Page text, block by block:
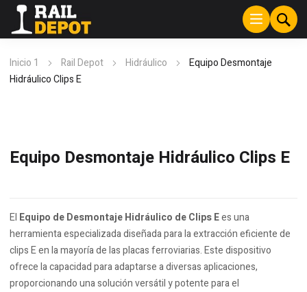
Inicio 1 Rail Depot Hidráulico
Equipo Desmontaje
Hidráulico Clips E
Equipo Desmontaje Hidráulico Clips E
El Equipo de Desmontaje Hidráulico de Clips Ees una
herramienta especializada diseñada para la extracción eficiente de
clips E en la mayoría de las placas ferroviarias. Este dispositivo
ofrece la capacidad para adaptarse a diversas aplicaciones,
proporcionando una solución versátil y potente para el